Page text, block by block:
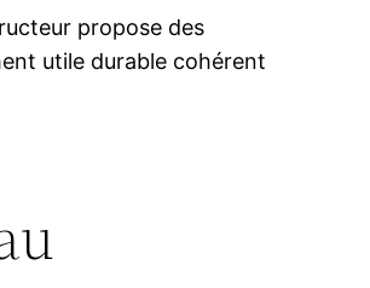
propose des
utile durable cohérent